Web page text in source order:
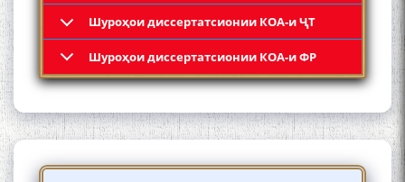
Шyроҳои диссертатсионии КОА-и ҶТ
Шyроҳои диссертатсионии КОА-и ФР
Кадамчо Худои Шарифзода